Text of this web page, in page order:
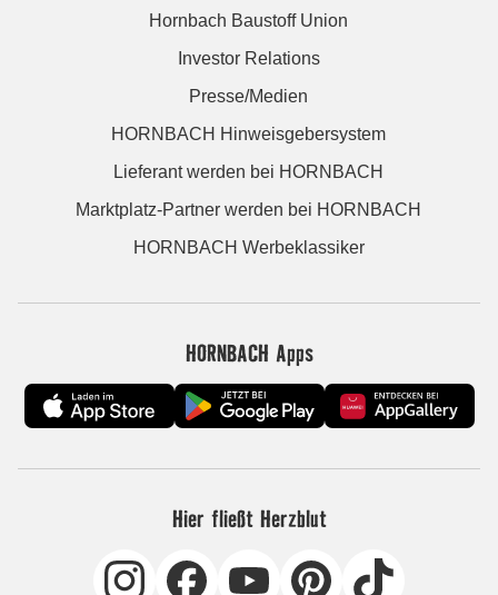
Hornbach Baustoff Union
Investor Relations
Presse/Medien
HORNBACH Hinweisgebersystem
Lieferant werden bei HORNBACH
Marktplatz-Partner werden bei HORNBACH
HORNBACH Werbeklassiker
HORNBACH Apps
Hier fließt Herzblut